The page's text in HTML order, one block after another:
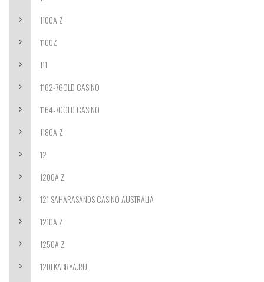
1100A Z
1100Z
111
1162-7GOLD CASINO
1164-7GOLD CASINO
1180A Z
12
1200A Z
121 SAHARASANDS CASINO AUSTRALIA
1210A Z
1250A Z
12DEKABRYA.RU